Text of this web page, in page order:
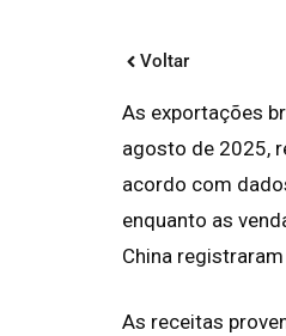
Voltar
As exportações
agosto de 2025,
acordo com
enquanto as
China
As receitas